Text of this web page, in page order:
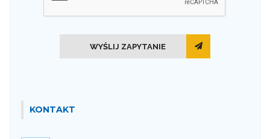
WYŚLIJ ZAPYTANIE
KONTAKT